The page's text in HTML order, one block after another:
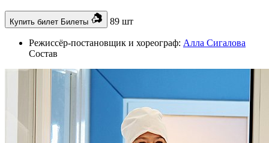
Купить билет Билеты 89 шт
Режиссёр-постановщик и хореограф: Алла Сигалова
Состав